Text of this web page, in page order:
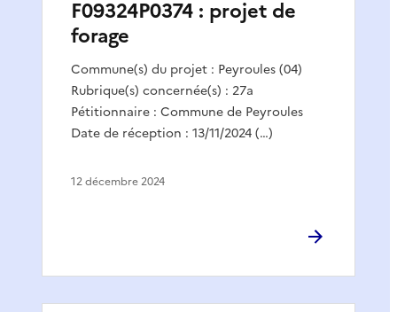
F09324P0374 : projet de
forage
Commune(s) du projet : Peyroules (04)
Rubrique(s) concernée(s) : 27a
Pétitionnaire : Commune de Peyroules
Date de réception : 13/11/2024 (…)
12 décembre 2024